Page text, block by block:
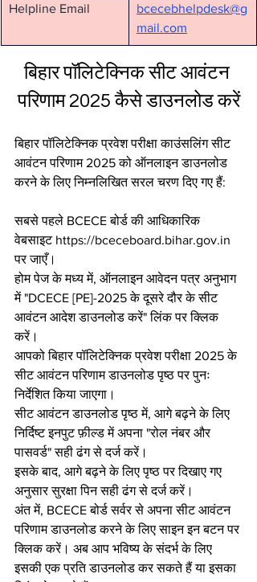
Helpline Email
bcecebhelpdesk@g
mail.com
बिहार पॉलिटेक्निक सीट आवंटन
परिणाम 2025 कैसे डाउनलोड करें
बिहार पॉलिटेक्निक प्रवेश परीक्षा काउंसलिंग सीट
आवंटन परिणाम 2025 को ऑनलाइन डाउनलोड
करने के लिए निम्नलिखित सरल चरण दिए गए हैं:
सबसे पहले BCECE बोर्ड की आधिकारिक
वेबसाइट https://bceceboard.bihar.gov.in
पर जाएँ।
होम पेज के मध्य में, ऑनलाइन आवेदन पत्र अनुभाग
में "DCECE [PE]-2025 के दूसरे दौर के सीट
आवंटन आदेश डाउनलोड करें" लिंक पर क्लिक
करें।
आपको बिहार पॉलिटेक्निक प्रवेश परीक्षा 2025 के
सीट आवंटन परिणाम डाउनलोड पृष्ठ पर पुनः
निर्देशित किया जाएगा।
सीट आवंटन डाउनलोड पृष्ठ में, आगे बढ़ने के लिए
निर्दिष्ट इनपुट फ़ील्ड में अपना "रोल नंबर और
पासवर्ड" सही ढंग से दर्ज करें।
इसके बाद, आगे बढ़ने के लिए पृष्ठ पर दिखाए गए
अनुसार सुरक्षा पिन सही ढंग से दर्ज करें।
अंत में, BCECE बोर्ड सर्वर से अपना सीट आवंटन
परिणाम डाउनलोड करने के लिए साइन इन बटन पर
क्लिक करें। अब आप भविष्य के संदर्भ के लिए
इसकी एक प्रति डाउनलोड कर सकते हैं या इसका